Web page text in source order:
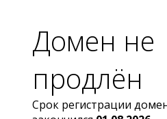
Домен не
продлён
Срок регистрации